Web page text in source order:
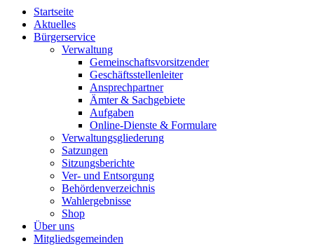
Startseite
Aktuelles
Bürgerservice
Verwaltung
Gemeinschaftsvorsitzender
Geschäftsstellenleiter
Ansprechpartner
Ämter & Sachgebiete
Aufgaben
Online-Dienste & Formulare
Verwaltungsgliederung
Satzungen
Sitzungsberichte
Ver- und Entsorgung
Behördenverzeichnis
Wahlergebnisse
Shop
Über uns
Mitgliedsgemeinden